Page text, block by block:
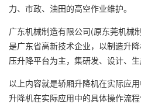
力、市政、油田的高空作业维护。
广东机械制造有限公司(原东莞机械
是广东省高新技术企业，以制造升降
压升降平台为主，集研发、设计、
以上内容就是轿厢升降机在实际应
升降机在实际应用中的具体操作流